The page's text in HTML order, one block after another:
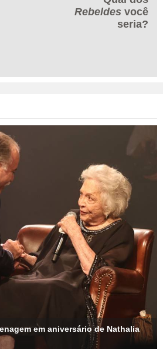
Rebeldes você
seria?
em aniversário de Nathalia